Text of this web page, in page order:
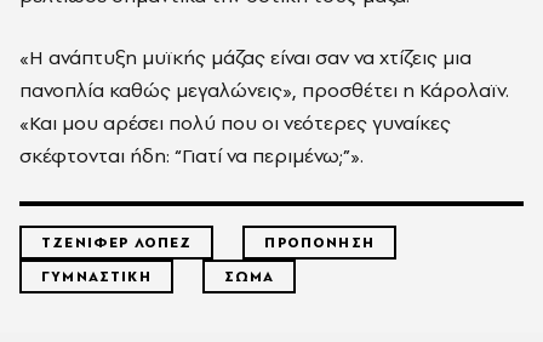
«Η ανάπτυξη μυϊκής μάζας είναι σαν να χτίζεις μια
πανοπλία καθώς μεγαλώνεις», προσθέτει η Κάρολαϊν.
«Και μου αρέσει πολύ που οι νεότερες γυναίκες
σκέφτονται ήδη: “Γιατί να περιμένω;”».
ΤΖΕΝΙΦΕΡ ΛΟΠΕΖ
ΠΡΟΠΟΝΗΣΗ
ΓΥΜΝΑΣΤΙΚΗ
ΣΩΜΑ